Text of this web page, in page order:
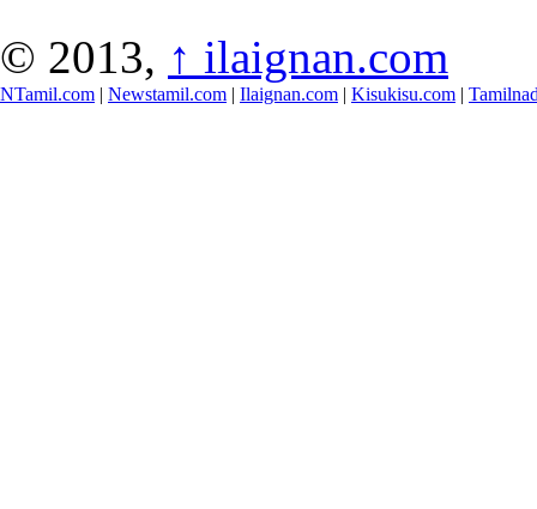
© 2013, ↑ ilaignan.com
NTamil.com | Newstamil.com | Ilaignan.com | Kisukisu.com |